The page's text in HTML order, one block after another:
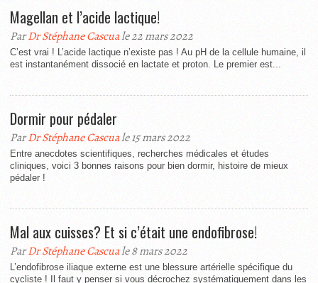
Magellan et l’acide lactique!
ParDr Stéphane Cascuale 22 mars 2022
C’est vrai ! L’acide lactique n’existe pas ! Au pH de la cellule humaine, il
est instantanément dissocié en lactate et proton. Le premier est...
Dormir pour pédaler
ParDr Stéphane Cascuale 15 mars 2022
Entre anecdotes scientifiques, recherches médicales et études
cliniques, voici 3 bonnes raisons pour bien dormir, histoire de mieux
pédaler !
Mal aux cuisses? Et si c’était une endofibrose!
ParDr Stéphane Cascuale 8 mars 2022
L’endofibrose iliaque externe est une blessure artérielle spécifique du
cycliste ! Il faut y penser si vous décrochez systématiquement dans les